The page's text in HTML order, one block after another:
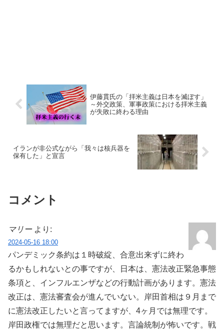
伊藤貫氏の「拝米主義は日本を滅ぼす」
～外交政策、軍事政策における拝米主義
が失敗に終わる理由
イランが非公式ながら「我々は核兵器を
保有した」と宣言
コメント
マリー より:
2024-05-16 18:00
パンデミック条約は１時破綻、合意出来ずに終わ
るかもしれないとの事ですが、日本は、憲法改正緊急事態
条項と、インフルエンザなどの行動計画があります。憲法
改正は、憲法審査会が進んでいない。岸田首相は９月まで
に憲法改正したいと言ってますが、4ヶ月では無理です。
岸田政権では無理だと思います。言論統制が怖いです。戦